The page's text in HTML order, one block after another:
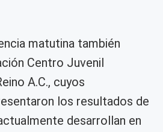
matutina también
Centro Juvenil
A.C., cuyos
los resultados de
desarrollan en